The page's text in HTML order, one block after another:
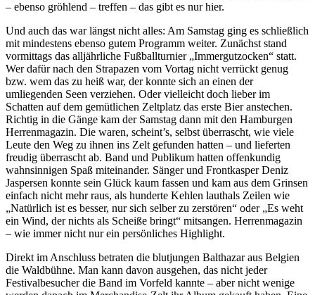
– ebenso gröhlend – treffen – das gibt es nur hier.
Und auch das war längst nicht alles: Am Samstag ging es schließlich
mit mindestens ebenso gutem Programm weiter. Zunächst stand
vormittags das alljährliche Fußballturnier „Immergutzocken“ statt.
Wer dafür nach den Strapazen vom Vortag nicht verrückt genug
bzw. wem das zu heiß war, der konnte sich an einen der
umliegenden Seen verziehen. Oder vielleicht doch lieber im
Schatten auf dem gemütlichen Zeltplatz das erste Bier anstechen.
Richtig in die Gänge kam der Samstag dann mit den Hamburgen
Herrenmagazin. Die waren, scheint’s, selbst überrascht, wie viele
Leute den Weg zu ihnen ins Zelt gefunden hatten – und lieferten
freudig überrascht ab. Band und Publikum hatten offenkundig
wahnsinnigen Spaß miteinander. Sänger und Frontkasper Deniz
Jaspersen konnte sein Glück kaum fassen und kam aus dem Grinsen
einfach nicht mehr raus, als hunderte Kehlen lauthals Zeilen wie
„Natürlich ist es besser, nur sich selber zu zerstören“ oder „Es weht
ein Wind, der nichts als Scheiße bringt“ mitsangen. Herrenmagazin
– wie immer nicht nur ein persönliches Highlight.
Direkt im Anschluss betraten die blutjungen Balthazar aus Belgien
die Waldbühne. Man kann davon ausgehen, das nicht jeder
Festivalbesucher die Band im Vorfeld kannte – aber nicht wenige